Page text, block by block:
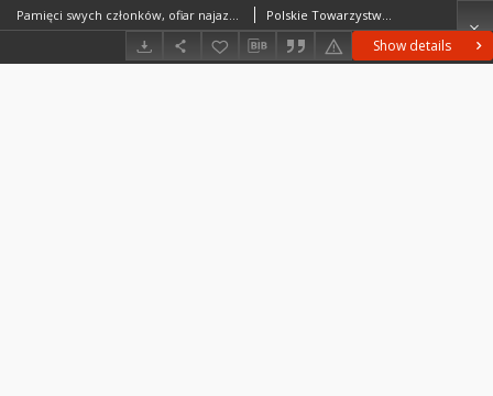
Show details
Pamięci swych członków, ofiar najazdu niemieckiego w latach 1939-1945 [...] poświęca rocznik niniejszy Polskie Towarzystwo Prehistoryczne